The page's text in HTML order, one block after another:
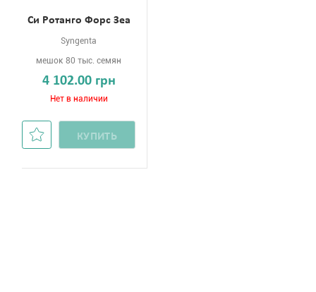
Си Ротанго Форс Зеа
Syngenta
мешок 80 тыс. семян
4 102.00 грн
Нет в наличии
КУПИТЬ